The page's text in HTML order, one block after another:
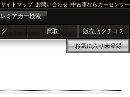
サイトマップ|お問い合わせ |中古車ならカーセンサー
ミアカー検索
買取 販売店クチコミ
お気に入り未登録